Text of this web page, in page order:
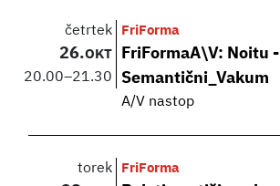
četrtek
26.OKT
20.00–21.30
FriForma
FriFormaA\V: Noitu -
Semantični_Vakum
A/V nastop
torek FriForma